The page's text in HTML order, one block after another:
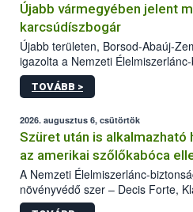
Újabb vármegyében jelent
karcsúdíszbogár
Újabb területen, Borsod-Abaúj-
igazolta a Nemzeti
kőrisrontó karcsúdíszbogár
kártevőt nem csak színcsapdában
az intenzív felderítést, emellett az
hatósággal is összehangolják a
TOVÁBB >
2026. augusztus 6, csütörtök
Szüret után is alkalmazható
az amerikai szőlőkabóca
A Nemzeti Élelmiszerlánc-
növényvédő szer – Decis Forte,
engedélyokiratát módosította, így